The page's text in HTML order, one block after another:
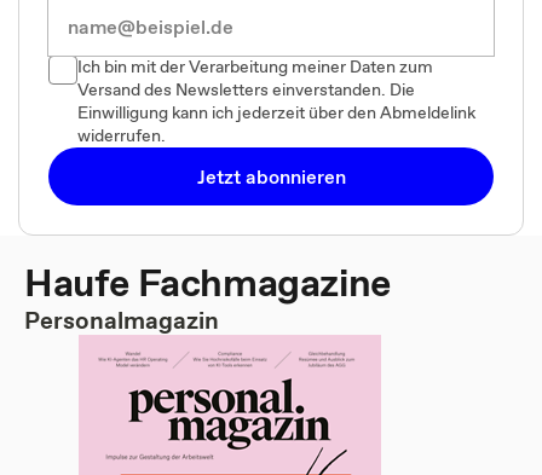
Ich bin mit der Verarbeitung meiner Daten zum
Versand des Newsletters einverstanden. Die
Einwilligung kann ich jederzeit über den Abmeldelink
widerrufen.
Jetzt abonnieren
Haufe Fachmagazine
Personalmagazin